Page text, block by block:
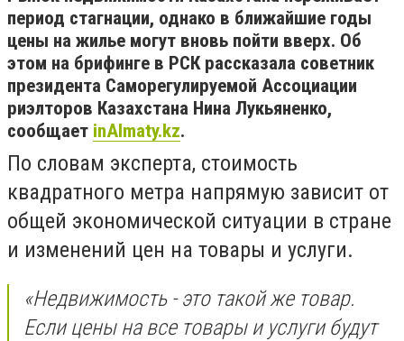
период стагнации, однако в ближайшие годы
цены на жилье могут вновь пойти вверх. Об
этом на брифинге в РСК рассказала советник
президента Саморегулируемой Ассоциации
риэлторов Казахстана Нина Лукьяненко,
сообщает inAlmaty.kz.
По словам эксперта, стоимость
квадратного метра напрямую зависит от
общей экономической ситуации в стране
и изменений цен на товары и услуги.
«Недвижимость - это такой же товар.
Если цены на все товары и услуги будут